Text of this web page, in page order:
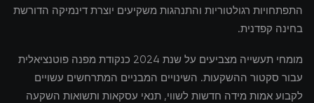
התפתחויות רגולטוריות והתנהגות משקיעים יוצרת דינמיקה הדורשת
בחינה קפדנית.
מומחי תעשייה מצביעים על שנת 2024 כנקודת מפנה פוטנציאלית
עבור סקטור ההשקעות. השינויים המבניים המתרחשים עשויים
לקבוע אמות מידה חדשות לשווי, תנאי עסקאות ותשואות השקעה